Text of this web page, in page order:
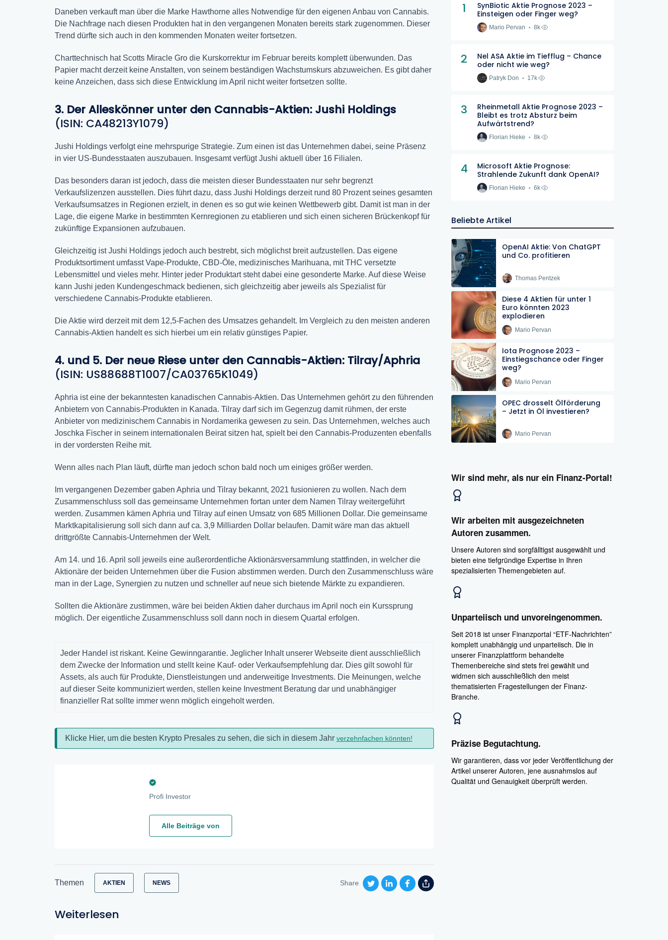
Daneben verkauft man über die Marke Hawthorne alles Notwendige für den eigenen Anbau von Cannabis.
Die Nachfrage nach diesen Produkten hat in den vergangenen Monaten bereits stark zugenommen. Dieser
Trend dürfte sich auch in den kommenden Monaten weiter fortsetzen.
Charttechnisch hat Scotts Miracle Gro die Kurskorrektur im Februar bereits komplett überwunden. Das
Papier macht derzeit keine Anstalten, von seinem beständigen Wachstumskurs abzuweichen. Es gibt daher
keine Anzeichen, dass sich diese Entwicklung im April nicht weiter fortsetzen sollte.
3. Der Alleskönner unter den Cannabis-Aktien: Jushi Holdings
(ISIN: CA48213Y1079)
Jushi Holdings verfolgt eine mehrspurige Strategie. Zum einen ist das Unternehmen dabei, seine Präsenz
in vier US-Bundesstaaten auszubauen. Insgesamt verfügt Jushi aktuell über 16 Filialen.
Das besonders daran ist jedoch, dass die meisten dieser Bundesstaaten nur sehr begrenzt
Verkaufslizenzen ausstellen. Dies führt dazu, dass Jushi Holdings derzeit rund 80 Prozent seines gesamten
Verkaufsumsatzes in Regionen erzielt, in denen es so gut wie keinen Wettbewerb gibt. Damit ist man in der
Lage, die eigene Marke in bestimmten Kernregionen zu etablieren und sich einen sicheren Brückenkopf für
zukünftige Expansionen aufzubauen.
Gleichzeitig ist Jushi Holdings jedoch auch bestrebt, sich möglichst breit aufzustellen. Das eigene
Produktsortiment umfasst Vape-Produkte, CBD-Öle, medizinisches Marihuana, mit THC versetzte
Lebensmittel und vieles mehr. Hinter jeder Produktart steht dabei eine gesonderte Marke. Auf diese Weise
kann Jushi jeden Kundengeschmack bedienen, sich gleichzeitig aber jeweils als Spezialist für
verschiedene Cannabis-Produkte etablieren.
Die Aktie wird derzeit mit dem 12,5-Fachen des Umsatzes gehandelt. Im Vergleich zu den meisten anderen
Cannabis-Aktien handelt es sich hierbei um ein relativ günstiges Papier.
4. und 5. Der neue Riese unter den Cannabis-Aktien: Tilray/Aphria
(ISIN: US88688T1007/CA03765K1049)
Aphria ist eine der bekanntesten kanadischen Cannabis-Aktien. Das Unternehmen gehört zu den führenden
Anbietern von Cannabis-Produkten in Kanada. Tilray darf sich im Gegenzug damit rühmen, der erste
Anbieter von medizinischem Cannabis in Nordamerika gewesen zu sein. Das Unternehmen, welches auch
Joschka Fischer in seinem internationalen Beirat sitzen hat, spielt bei den Cannabis-Produzenten ebenfalls
in der vordersten Reihe mit.
Wenn alles nach Plan läuft, dürfte man jedoch schon bald noch um einiges größer werden.
Im vergangenen Dezember gaben Aphria und Tilray bekannt, 2021 fusionieren zu wollen. Nach dem
Zusammenschluss soll das gemeinsame Unternehmen fortan unter dem Namen Tilray weitergeführt
werden. Zusammen kämen Aphria und Tilray auf einen Umsatz von 685 Millionen Dollar. Die gemeinsame
Marktkapitalisierung soll sich dann auf ca. 3,9 Milliarden Dollar belaufen. Damit wäre man das aktuell
drittgrößte Cannabis-Unternehmen der Welt.
Am 14. und 16. April soll jeweils eine außerordentliche Aktionärsversammlung stattfinden, in welcher die
Aktionäre der beiden Unternehmen über die Fusion abstimmen werden. Durch den Zusammenschluss wäre
man in der Lage, Synergien zu nutzen und schneller auf neue sich bietende Märkte zu expandieren.
Sollten die Aktionäre zustimmen, wäre bei beiden Aktien daher durchaus im April noch ein Kurssprung
möglich. Der eigentliche Zusammenschluss soll dann noch in diesem Quartal erfolgen.
Jeder Handel ist riskant. Keine Gewinngarantie. Jeglicher Inhalt unserer Webseite dient ausschließlich
dem Zwecke der Information und stellt keine Kauf- oder Verkaufsempfehlung dar. Dies gilt sowohl für
Assets, als auch für Produkte, Dienstleistungen und anderweitige Investments. Die Meinungen, welche
auf dieser Seite kommuniziert werden, stellen keine Investment Beratung dar und unabhängiger
finanzieller Rat sollte immer wenn möglich eingeholt werden.
Klicke Hier, um die besten Krypto Presales zu sehen, die sich in diesem Jahr verzehnfachen könnten!
Profi Investor
Alle Beiträge von
Themen AKTIEN NEWS Share
Weiterlesen
1
SynBiotic Aktie Prognose 2023 –
Einsteigen oder Finger weg?
Mario Pervan 8k
2
Nel ASA Aktie im Tiefflug – Chance
oder nicht wie weg?
Patryk Don 17k
3
Rheinmetall Aktie Prognose 2023 –
Bleibt es trotz Absturz beim
Aufwärtstrend?
Florian Hieke 8k
4
Microsoft Aktie Prognose:
Strahlende Zukunft dank OpenAI?
Florian Hieke 6k
Beliebte Artikel
OpenAI Aktie: Von ChatGPT
und Co. profitieren
Thomas Pentzek
Diese 4 Aktien für unter 1
Euro könnten 2023
explodieren
Mario Pervan
Iota Prognose 2023 –
Einstiegschance oder Finger
weg?
Mario Pervan
OPEC drosselt Ölförderung
– Jetzt in Öl investieren?
Mario Pervan
Wir sind mehr, als nur ein Finanz-Portal!
Wir arbeiten mit ausgezeichneten
Autoren zusammen.
Unsere Autoren sind sorgfälltigst ausgewählt und
bieten eine tiefgründige Expertise in Ihren
spezialisierten Themengebieten auf.
Unparteiisch und unvoreingenommen.
Seit 2018 ist unser Finanzportal “ETF-Nachrichten”
komplett unabhängig und unparteiisch. Die in
unserer Finanzplattform behandelte
Themenbereiche sind stets frei gewählt und
widmen sich ausschließlich den meist
thematisierten Fragestellungen der Finanz-
Branche.
Präzise Begutachtung.
Wir garantieren, dass vor jeder Veröffentlichung der
Artikel unserer Autoren, jene ausnahmslos auf
Qualität und Genauigkeit überprüft werden.